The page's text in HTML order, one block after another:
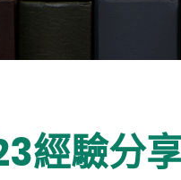
經驗分